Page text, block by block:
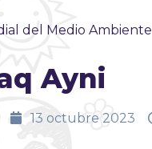
del Medio Ambiente
Ayni
13 octubre 2023